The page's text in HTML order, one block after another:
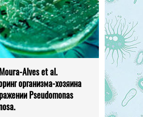
Alves et al.
организма-хозяина
Pseudomonas